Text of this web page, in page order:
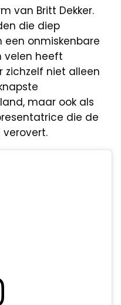
van Britt Dekker.
die diep
een onmiskenbare
velen heeft
zichzelf niet alleen
maar ook als
die de